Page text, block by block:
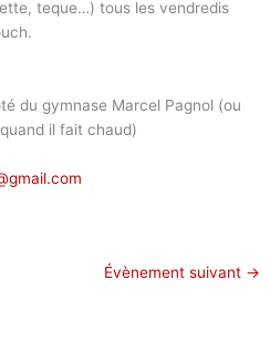
teque…) tous les vendredis
du gymnase Marcel Pagnol (ou
il fait chaud)
Évènement suivant →